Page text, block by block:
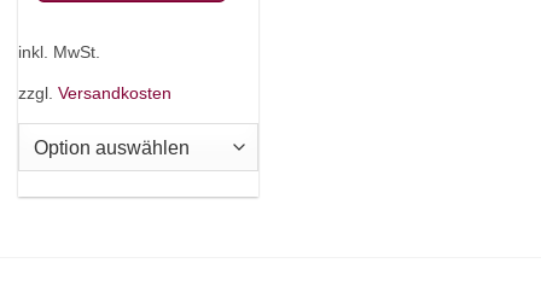
mehrere
auf.
inkl. MwSt.
zzgl. Versandkosten